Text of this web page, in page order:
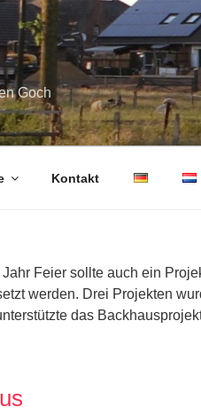
Goch
Kontakt
Feier sollte auch ein
werden. Drei Projekten
das